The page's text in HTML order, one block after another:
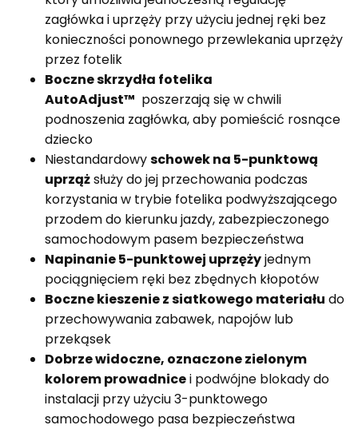
zagłówka i uprzęży przy użyciu jednej ręki bez
konieczności ponownego przewlekania uprzęży
przez fotelik
Boczne skrzydła fotelika
AutoAdjust™ poszerzają się w chwili
podnoszenia zagłówka, aby pomieścić rosnące
dziecko
Niestandardowyschowek na 5-punktową
uprzążsłuży do jej przechowania podczas
korzystania w trybie fotelika podwyższającego
przodem do kierunku jazdy, zabezpieczonego
samochodowym pasem bezpieczeństwa
Napinanie 5-punktowej uprzężyjednym
pociągnięciem ręki bez zbędnych kłopotów
Boczne kieszenie z siatkowego materiału do
przechowywania zabawek, napojów lub
przekąsek
Dobrze widoczne, oznaczone zielonym
kolorem prowadnicei podwójne blokady do
instalacji przy użyciu 3-punktowego
samochodowego pasa bezpieczeństwa